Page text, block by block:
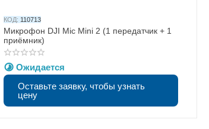
КОД: 110713
Микрофон DJI Mic Mini 2 (1 передатчик + 1
приёмник)
Ожидается
Оставьте заявку, чтобы узнать
цену